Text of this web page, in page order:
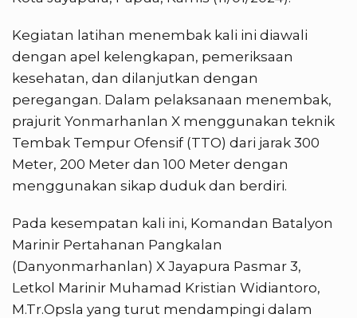
Kegiatan latihan menembak kali ini diawali
dengan apel kelengkapan, pemeriksaan
kesehatan, dan dilanjutkan dengan
peregangan. Dalam pelaksanaan menembak,
prajurit Yonmarhanlan X menggunakan teknik
Tembak Tempur Ofensif (TTO) dari jarak 300
Meter, 200 Meter dan 100 Meter dengan
menggunakan sikap duduk dan berdiri.
Pada kesempatan kali ini, Komandan Batalyon
Marinir Pertahanan Pangkalan
(Danyonmarhanlan) X Jayapura Pasmar 3,
Letkol Marinir Muhamad Kristian Widiantoro,
M.Tr.Opsla yang turut mendampingi dalam